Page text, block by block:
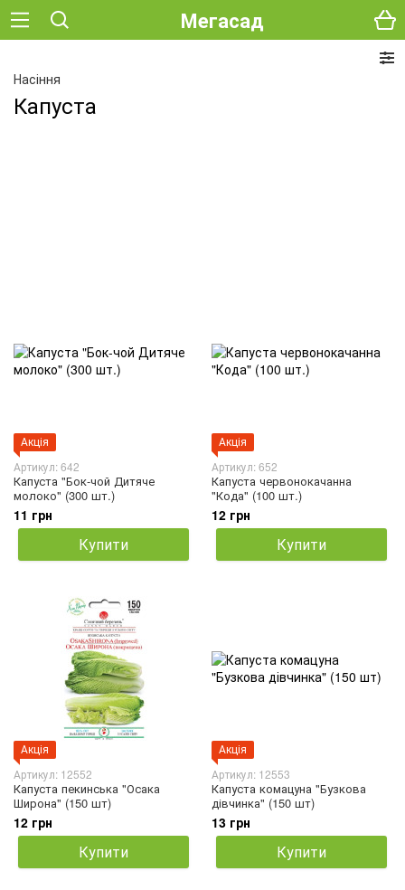
Мегасад
Насіння
Капуста
Акція
Артикул: 642
Капуста "Бок-чой Дитяче
молоко" (300 шт.)
11 грн
Купити
Акція
Артикул: 652
Капуста червонокачанна
"Кода" (100 шт.)
12 грн
Купити
Акція
Артикул: 12552
Капуста пекинська "Осака
Широна" (150 шт)
12 грн
Купити
Акція
Артикул: 12553
Капуста комацуна "Бузкова
дівчинка" (150 шт)
13 грн
Купити